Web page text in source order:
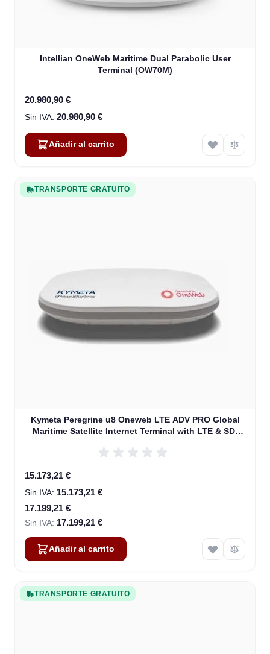
Intellian OneWeb Maritime Dual Parabolic User
Terminal (OW70M)
20.980,90 €
20.980,90 €
Añadir al carrito
TRANSPORTE GRATUITO
Kymeta Peregrine u8 Oneweb LTE ADV PRO Global
Maritime Satellite Internet Terminal with LTE & SD-
Special Price
15.173,21 €
15.173,21 €
17.199,21 €
17.199,21 €
Añadir al carrito
TRANSPORTE GRATUITO